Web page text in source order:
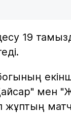
19
мен
жұптың